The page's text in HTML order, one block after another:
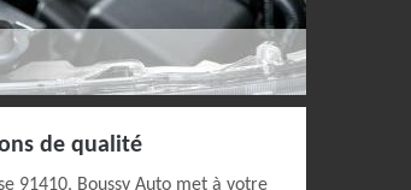
de qualité
91410, Boussy Auto met à votre